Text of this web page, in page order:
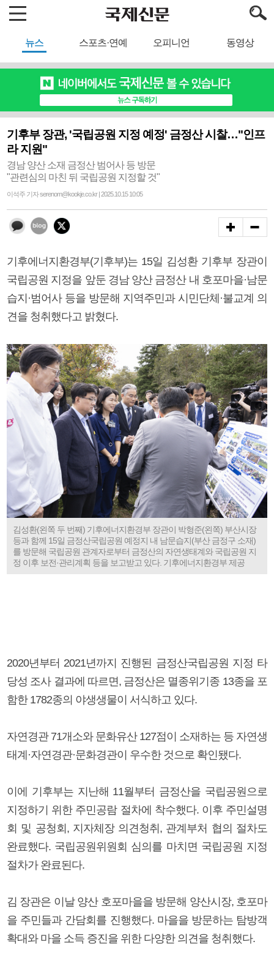
뉴스 스포츠·연예 오피니언 동영상
기후부 장관, '국립공원 지정 예정' 금정산 시찰…"인프
라 지원"
경남 양산 소재 금정산 범어사 등 방문
"관련심의 마친 뒤 국립공원 지정할 것"
이석주 기자 serenom@kookje.co.kr | 2025.10.15 10:05
기후에너지환경부(기후부)는 15일 김성환 기후부 장관이
국립공원 지정을 앞둔 경남 양산 금정산 내 호포마을·남문
습지·범어사 등을 방문해 지역주민과 시민단체·불교계 의
견을 청취했다고 밝혔다.
김성환(왼쪽 두 번째) 기후에너지환경부 장관이 박형준(왼쪽) 부산시장
등과 함께 15일 금정산국립공원 예정지 내 남문습지(부산 금정구 소재)
를 방문해 국립공원 관계자로부터 금정산의 자연생태계와 국립공원 지
정 이후 보전·관리계획 등을 보고받고 있다. 기후에너지환경부 제공
2020년부터 2021년까지 진행된 금정산국립공원 지정 타
당성 조사 결과에 따르면, 금정산은 멸종위기종 13종을 포
함한 1782종의 야생생물이 서식하고 있다.
자연경관 71개소와 문화유산 127점이 소재하는 등 자연생
태계·자연경관·문화경관이 우수한 것으로 확인됐다.
이에 기후부는 지난해 11월부터 금정산을 국립공원으로
지정하기 위한 주민공람 절차에 착수했다. 이후 주민설명
회 및 공청회, 지자체장 의견청취, 관계부처 협의 절차도
완료했다. 국립공원위원회 심의를 마치면 국립공원 지정
절차가 완료된다.
김 장관은 이날 양산 호포마을을 방문해 양산시장, 호포마
을 주민들과 간담회를 진행했다. 마을을 방문하는 탐방객
확대와 마을 소득 증진을 위한 다양한 의견을 청취했다.